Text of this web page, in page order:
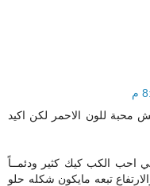
محبة للون الاحمر لكن اكيد
احب الكب كيك كثير ودئمــاً
تبعه مايكون شكله حلو